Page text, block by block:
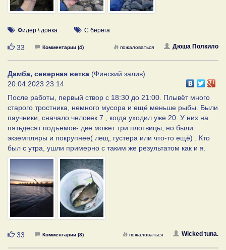
Фидер \ донка С берега
Нравится
33 Комментарии (4) Дюша Полкило
пожаловаться
Дамба, северная ветка (Финский залив)
20.04.2023 23:14
После работы, первый створ с 18:30 до 21:00. Плывёт много
старого тростника, немного мусора и ещё меньше рыбы. Были
паучники, сначало человек 7 , когда уходил уже 20. У них на
пятьдесят подъемов- две может три плотвицы, но были
экземпляры и покрупнее( лещ, густера или что-то ещё) . Кто
был с утра, ушли примерно с таким же результатом как и я.
Нравится
33 Комментарии (3) Wicked tuna.
пожаловаться